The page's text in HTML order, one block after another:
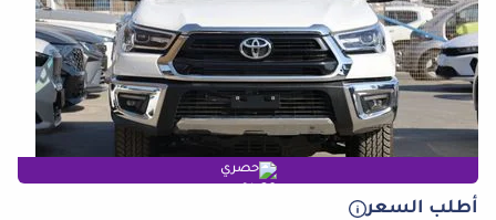
حصري
أطلب السعر